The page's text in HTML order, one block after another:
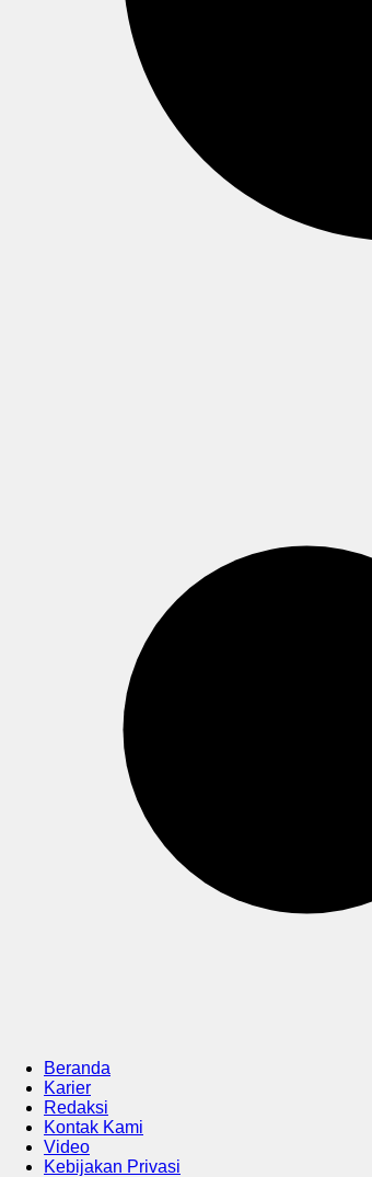
Beranda
Karier
Redaksi
Kontak Kami
Video
Kebijakan Privasi